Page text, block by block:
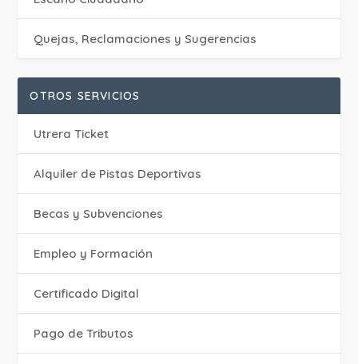
Quejas, Reclamaciones y Sugerencias
OTROS SERVICIOS
Utrera Ticket
Alquiler de Pistas Deportivas
Becas y Subvenciones
Empleo y Formación
Certificado Digital
Pago de Tributos